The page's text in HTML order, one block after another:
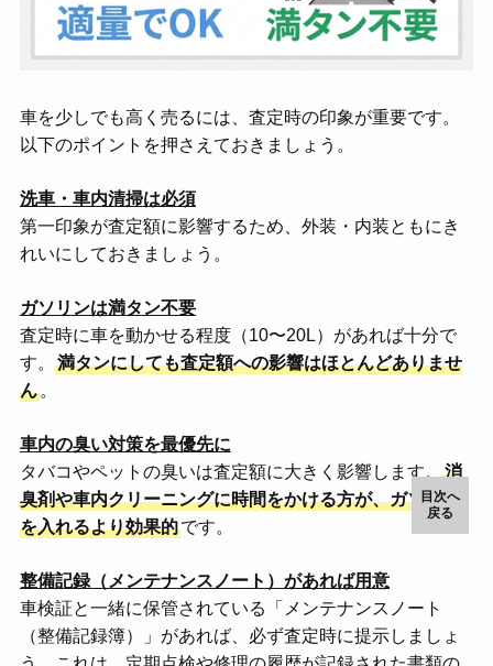
車を少しでも高く売るには、査定時の印象が重要です。
以下のポイントを押さえておきましょう。
洗車・車内清掃は必須
第一印象が査定額に影響するため、外装・内装ともにき
れいにしておきましょう。
ガソリンは満タン不要
査定時に車を動かせる程度（10〜20L）があれば十分で
す。
満タンにしても査定額への影響はほとんどありませ
ん。
車内の臭い対策を最優先に
タバコやペットの臭いは査定額に大きく影響します。
消
臭剤や車内クリーニングに時間をかける方が、ガソリン
を入れるより効果的です。
整備記録（メンテナンスノート）があれば用意
車検証と一緒に保管されている「メンテナンスノート
（整備記録簿）」があれば、必ず査定時に提示しましょ
目次へ
戻る